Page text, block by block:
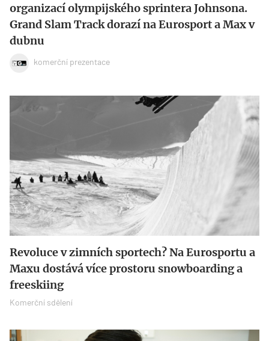
organizací olympijského sprintera Johnsona.
Grand Slam Track dorazí na Eurosport a Max v
dubnu
komerční prezentace
Revoluce v zimních sportech? Na Eurosportu a
Maxu dostává více prostoru snowboarding a
freeskiing
Komerční sdělení